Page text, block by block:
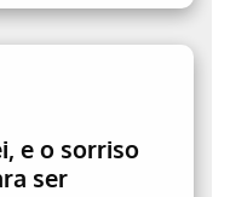
e o sorriso
ser